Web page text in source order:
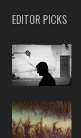
EDITOR PICKS